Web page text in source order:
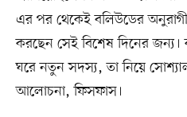
এর পর থেকেই বলিউডের
করছেন সেই বিশেষ দিনের
ঘরে নতুন সদস্য, তা নিয়ে
আলোচনা, ফিসফাস।